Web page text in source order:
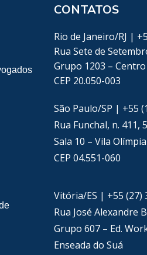
CONTATOS
Rio de Janeiro/RJ |
Rua Sete de
Grupo 1203 – Centro
CEP 20.050-003
São Paulo/SP | +55
Rua Funchal, n. 411,
Sala 10 – Vila Olímpia
CEP 04.551-060
Vitória/ES | +55 (27)
Rua José Alexandre
Grupo 607 – Ed.
Enseada do Suá